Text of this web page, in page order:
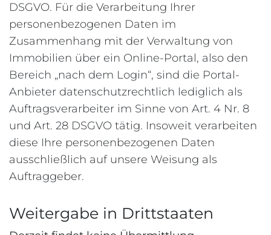
DSGVO. Für die Verarbeitung Ihrer
personenbezogenen Daten im
Zusammenhang mit der Verwaltung von
Immobilien über ein Online-Portal, also den
Bereich „nach dem Login“, sind die Portal-
Anbieter datenschutzrechtlich lediglich als
Auftragsverarbeiter im Sinne von Art. 4 Nr. 8
und Art. 28 DSGVO tätig. Insoweit verarbeiten
diese Ihre personenbezogenen Daten
ausschließlich auf unsere Weisung als
Auftraggeber.
Weitergabe in Drittstaaten